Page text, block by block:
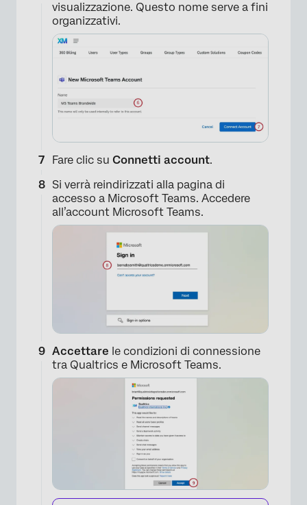
×
×
visualizzazione. Questo nome serve a fini
organizzativi.
Fare clic su Connetti account.
Si verrà reindirizzati alla pagina di
accesso a Microsoft Teams. Accedere
all’account Microsoft Teams.
Accettare le condizioni di connessione
tra Qualtrics e Microsoft Teams.